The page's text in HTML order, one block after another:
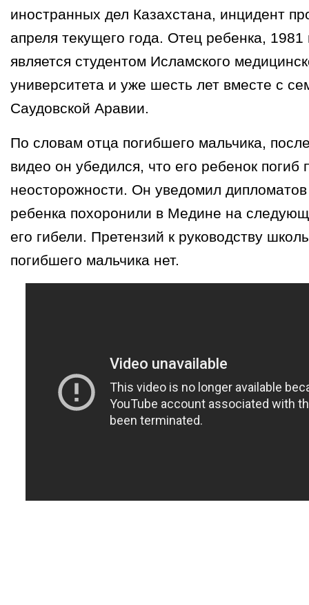
иностранных дел Казахстана, инцидент
апреля текущего года. Отец ребенка,
является студентом Исламского
университета и уже шесть лет вместе с
Саудовской Аравии.
По словам отца погибшего мальчика,
видео он убедился, что его ребенок погиб
неосторожности. Он уведомил
ребенка похоронили в Медине на
его гибели. Претензий к руководству
погибшего мальчика нет.